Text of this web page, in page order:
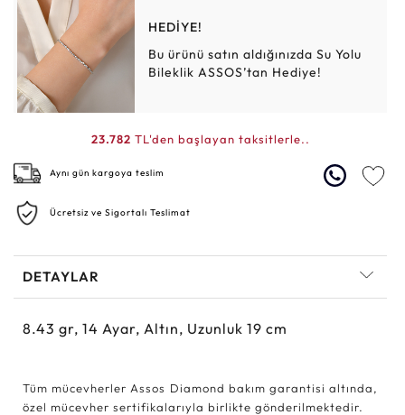
HEDİYE!
Bu ürünü satın aldığınızda Su Yolu
Bileklik ASSOS’tan Hediye!
23.782 TL'den başlayan taksitlerle..
Aynı gün kargoya teslim
Ücretsiz ve Sigortalı Teslimat
DETAYLAR
8.43 gr, 14 Ayar, Altın, Uzunluk 19 cm
Tüm mücevherler Assos Diamond bakım garantisi altında,
özel mücevher sertifikalarıyla birlikte gönderilmektedir.